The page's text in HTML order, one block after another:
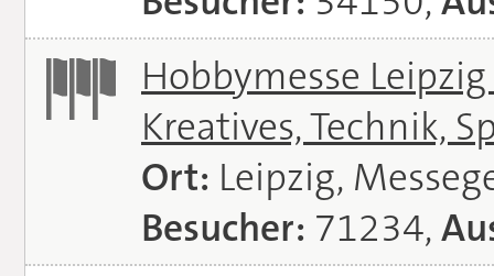
Hobbymesse
Kreatives, Technik,
Ort: Leipzig,
Besucher: 71234,